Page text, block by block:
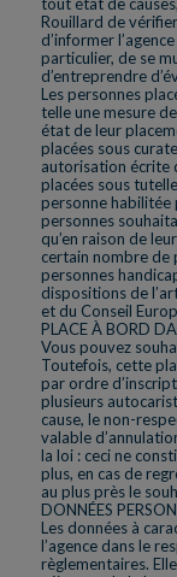
Rouillard de
d’informer
particulier, de se
d’entreprendre
Les personnes
telle une mesure
état de leur
placées sous
autorisation écrite
placées sous
personne habilitée
personnes
qu’en raison de
certain nombre de
personnes
dispositions de
et du Conseil
PLACE À BORD
Vous pouvez
Toutefois, cette
par ordre
plusieurs
cause, le non-
valable
la loi : ceci ne
plus, en cas de
au plus près le
DONNÉES
Les données à
l’agence dans le
règlementaires.